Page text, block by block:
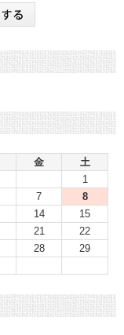
金
土
1
7
8
14
15
21
22
28
29